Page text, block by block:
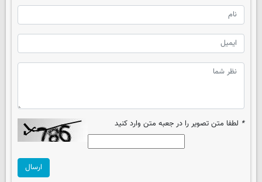
* لطفا متن تصویر را در جعبه متن وارد کنید
ارسال